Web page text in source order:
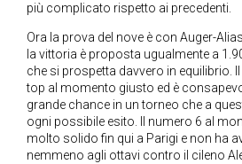
più complicato rispetto ai precedenti.
Ora la prova del nove è con Auger-
la vittoria è proposta ugualmente a
che si prospetta davvero in equilibrio.
top al momento giusto ed è
grande chance in un torneo che a
ogni possibile esito. Il numero 6 al
molto solido fin qui a Parigi e non ha
nemmeno agli ottavi contro il cileno